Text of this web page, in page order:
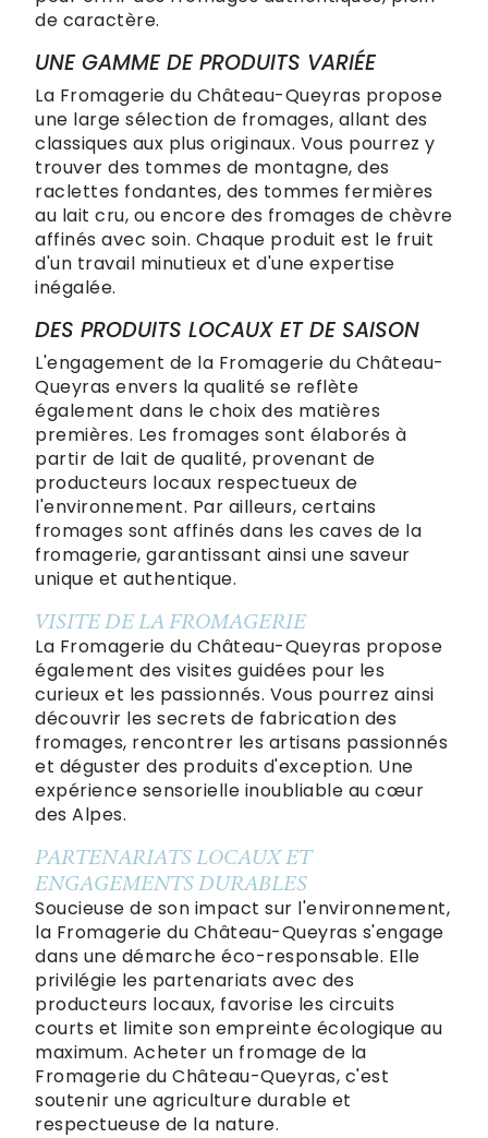
de caractère.
UNE GAMME DE PRODUITS VARIÉE
La Fromagerie du Château-Queyras propose
une large sélection de fromages, allant des
classiques aux plus originaux. Vous pourrez y
trouver des tommes de montagne, des
raclettes fondantes, des tommes fermières
au lait cru, ou encore des fromages de chèvre
affinés avec soin. Chaque produit est le fruit
d'un travail minutieux et d'une expertise
inégalée.
DES PRODUITS LOCAUX ET DE SAISON
L'engagement de la Fromagerie du Château-
Queyras envers la qualité se reflète
également dans le choix des matières
premières. Les fromages sont élaborés à
partir de lait de qualité, provenant de
producteurs locaux respectueux de
l'environnement. Par ailleurs, certains
fromages sont affinés dans les caves de la
fromagerie, garantissant ainsi une saveur
unique et authentique.
VISITE DE LA FROMAGERIE
La Fromagerie du Château-Queyras propose
également des visites guidées pour les
curieux et les passionnés. Vous pourrez ainsi
découvrir les secrets de fabrication des
fromages, rencontrer les artisans passionnés
et déguster des produits d'exception. Une
expérience sensorielle inoubliable au cœur
des Alpes.
PARTENARIATS LOCAUX ET
ENGAGEMENTS DURABLES
Soucieuse de son impact sur l'environnement,
la Fromagerie du Château-Queyras s'engage
dans une démarche éco-responsable. Elle
privilégie les partenariats avec des
producteurs locaux, favorise les circuits
courts et limite son empreinte écologique au
maximum. Acheter un fromage de la
Fromagerie du Château-Queyras, c'est
soutenir une agriculture durable et
respectueuse de la nature.